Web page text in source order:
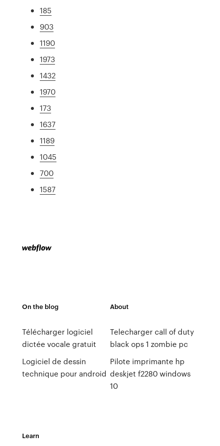
185
903
1190
1973
1432
1970
173
1637
1189
1045
700
1587
On the blog
Télécharger logiciel
dictée vocale gratuit
Logiciel de dessin
technique pour android
About
Telecharger call of duty
black ops 1 zombie pc
Pilote imprimante hp
deskjet f2280 windows
10
Learn